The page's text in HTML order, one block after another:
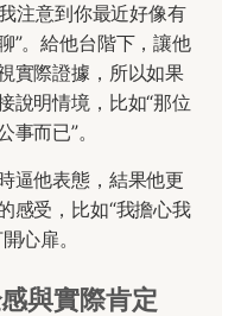
注意到你最近好像有
”。給他台階下，讓他
實際證據，所以如果
說明情境，比如“那位
而已”。
逼他表態，結果他更
感受，比如“我擔心我
心扉。
與實際肯定